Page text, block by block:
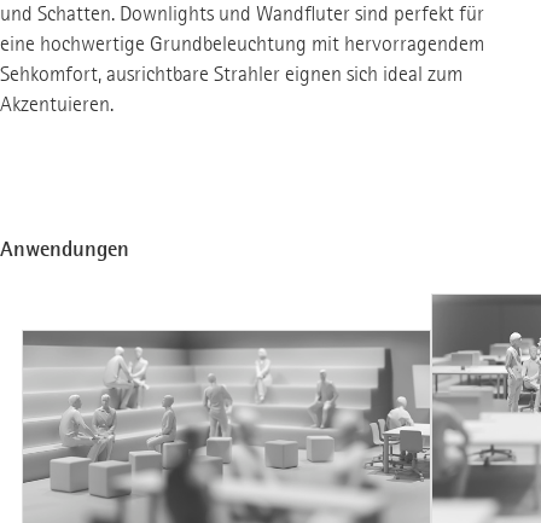
und Schatten. Downlights und Wandfluter sind perfekt für
eine hochwertige Grundbeleuchtung mit hervorragendem
Sehkomfort, ausrichtbare Strahler eignen sich ideal zum
Akzentuieren.
Anwendungen